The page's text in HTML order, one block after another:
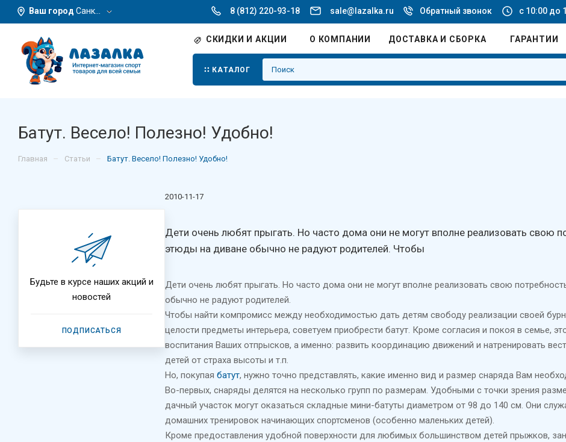
Ваш город Санкт-Петербург 8 (812) 220-93-18 sale@lazalka.ru Обратный звонок с 10:00 до
СКИДКИ И АКЦИИ О КОМПАНИИ ДОСТАВКА И СБОРКА ГАРАНТИИ
КАТАЛОГ
Батут. Весело! Полезно! Удобно!
Главная – Статьи – Батут. Весело! Полезно! Удобно!
2010-11-17
Дети очень любят прыгать. Но часто дома они не могут вполне реализовать свою
этюды на диване обычно не радуют родителей. Чтобы
Дети очень любят прыгать. Но часто дома они не могут вполне реализовать свою
обычно не радуют родителей.
Чтобы найти компромисс между необходимостью дать детям свободу реализации своей
целости предметы интерьера, советуем приобрести батут. Кроме согласия и покоя в семье,
воспитания Ваших отпрысков, а именно: развить координацию движений и натренировать
детей от страха высоты и т.п.
Но, покупая батут, нужно точно представлять, какие именно вид и размер снаряда Вам
Во-первых, снаряды делятся на несколько групп по размерам. Удобными с точки зрения
дачный участок могут оказаться складные мини-батуты диаметром от 98 до 140 см. Они
домашних тренировок начинающих спортсменов (особенно маленьких детей).
Кроме предоставления удобной поверхности для любимых большинством детей прыжков,
Будьте в курсе наших акций и
новостей
ПОДПИСАТЬСЯ